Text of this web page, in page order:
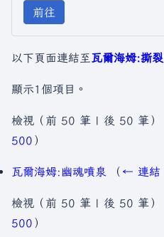
前往
以下頁面連結至瓦爾海姆:撕
顯示1個項目。
檢視（ 前 50 筆 | 後 50 筆 ）
500 ）
瓦爾海姆:幽魂噴泉 （ ← 連結
檢視（ 前 50 筆 | 後 50 筆 ）
500 ）